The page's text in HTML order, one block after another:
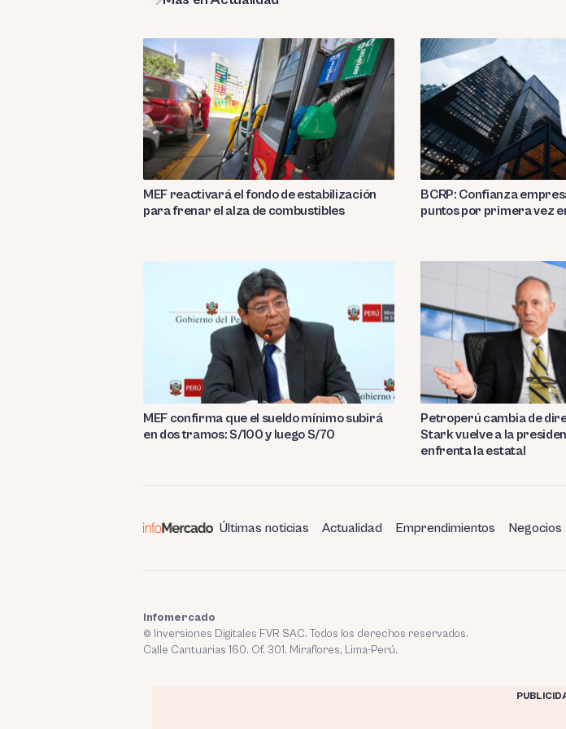
MEF reactivará el fondo de estabilización
para frenar el alza de combustibles
BCRP: Confianza
puntos por primera vez
MEF confirma que el sueldo mínimo subirá
en dos tramos: S/100 y luego S/70
Petroperú cambia de
Stark vuelve a la
enfrenta la estatal
Últimas noticias Actualidad Emprendimientos Negocios
Infomercado
© Inversiones Digitales FVR SAC. Todos los derechos reservados.
Calle Cantuarias 160. Of. 301. Miraflores, Lima-Perú.